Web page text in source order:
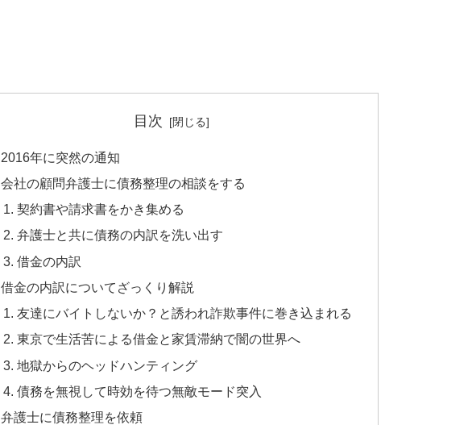
目次
2016年に突然の通知
会社の顧問弁護士に債務整理の相談をする
契約書や請求書をかき集める
弁護士と共に債務の内訳を洗い出す
借金の内訳
借金の内訳についてざっくり解説
友達にバイトしないか？と誘われ詐欺事件に巻き込まれる
東京で生活苦による借金と家賃滞納で闇の世界へ
地獄からのヘッドハンティング
債務を無視して時効を待つ無敵モード突入
弁護士に債務整理を依頼